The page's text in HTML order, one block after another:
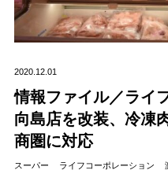
2020.12.01
情報ファイル／ライ
向島店を改装、冷凍
商圏に対応
スーパー ライフコーポレーション